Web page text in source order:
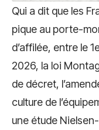
Qui a dit que les
pique au porte-
d’affilée, entre le
2026, la loi
de décret,
culture de
une étude